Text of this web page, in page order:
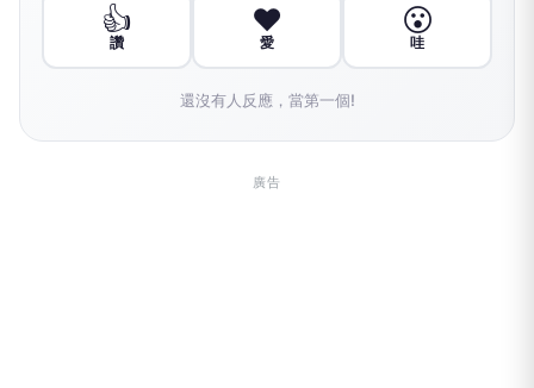
👍
讚
❤️
愛
😮
哇
還沒有人反應，當第一個!
廣告